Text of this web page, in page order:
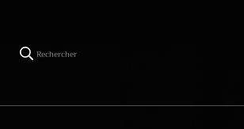
Rechercher